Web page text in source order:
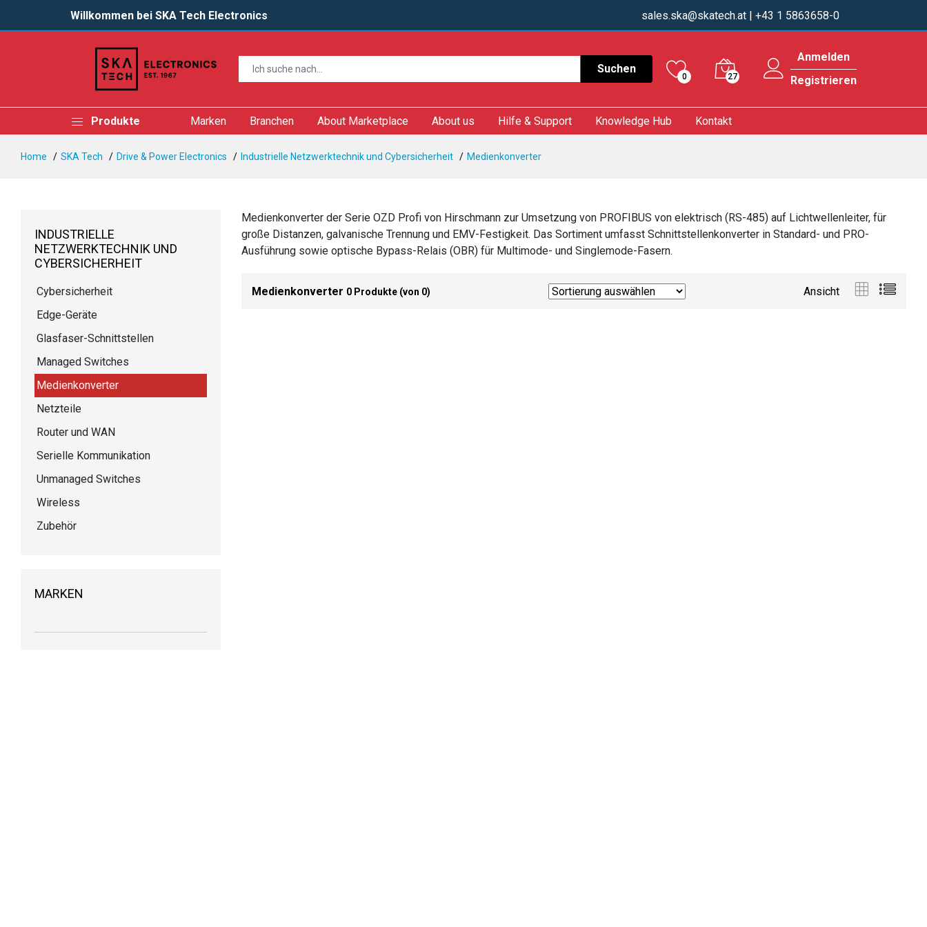
Willkommen bei SKA Tech Electronics sales.ska@skatech.at | +43 1 5863658-0
Suchen
0 27
Anmelden
Registrieren
Produkte Marken Branchen About Marketplace About us Hilfe & Support Knowledge Hub Kontakt
Home SKA Tech Drive & Power Electronics Industrielle Netzwerktechnik und Cybersicherheit Medienkonverter
INDUSTRIELLE
NETZWERKTECHNIK UND
CYBERSICHERHEIT
Cybersicherheit
Edge-Geräte
Glasfaser-Schnittstellen
Managed Switches
Medienkonverter
Netzteile
Router und WAN
Serielle Kommunikation
Unmanaged Switches
Wireless
Zubehör
MARKEN
Medienkonverter der Serie OZD Profi von Hirschmann zur Umsetzung von PROFIBUS von elektrisch (RS-485) auf Lichtwellenleiter, für
große Distanzen, galvanische Trennung und EMV-Festigkeit. Das Sortiment umfasst Schnittstellenkonverter in Standard- und PRO-
Ausführung sowie optische Bypass-Relais (OBR) für Multimode- und Singlemode-Fasern.
Medienkonverter 0 Produkte (von 0) Ansicht